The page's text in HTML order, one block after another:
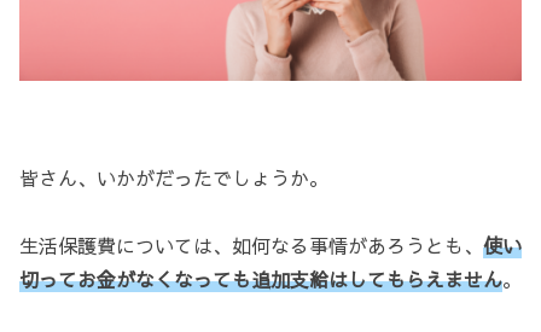
皆さん、いかがだったでしょうか。
生活保護費については、如何なる事情があろうとも、 使い
切ってお金がなくなっても追加支給はしてもらえません。